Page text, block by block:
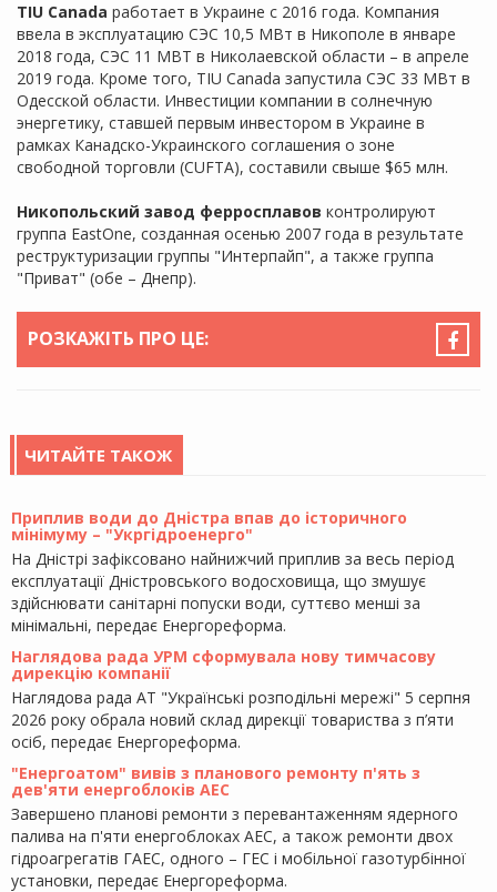
TIU Canada работает в Украине с 2016 года. Компания
ввела в эксплуатацию СЭС 10,5 МВт в Никополе в январе
2018 года, СЭС 11 МВТ в Николаевской области – в апреле
2019 года. Кроме того, TIU Canada запустила СЭС 33 МВт в
Одесской области. Инвестиции компании в солнечную
энергетику, ставшей первым инвестором в Украине в
рамках Канадско-Украинского соглашения о зоне
свободной торговли (CUFTA), составили свыше $65 млн.
Никопольский завод ферросплавов контролируют
группа EastOne, созданная осенью 2007 года в результате
реструктуризации группы "Интерпайп", а также группа
"Приват" (обе – Днепр).
РОЗКАЖІТЬ ПРО ЦЕ:
ЧИТАЙТЕ ТАКОЖ
Приплив води до Дністра впав до історичного
мінімуму – "Укргідроенерго"
На Дністрі зафіксовано найнижчий приплив за весь період
експлуатації Дністровського водосховища, що змушує
здійснювати санітарні попуски води, суттєво менші за
мінімальні, передає Енергореформа.
Наглядова рада УРМ сформувала нову тимчасову
дирекцію компанії
Наглядова рада АТ "Українські розподільні мережі" 5 серпня
2026 року обрала новий склад дирекції товариства з п’яти
осіб, передає Енергореформа.
"Енергоатом" вивів з планового ремонту п'ять з
дев'яти енергоблоків АЕС
Завершено планові ремонти з перевантаженням ядерного
палива на п'яти енергоблоках АЕС, а також ремонти двох
гідроагрегатів ГАЕС, одного – ГЕС і мобільної газотурбінної
установки, передає Енергореформа.